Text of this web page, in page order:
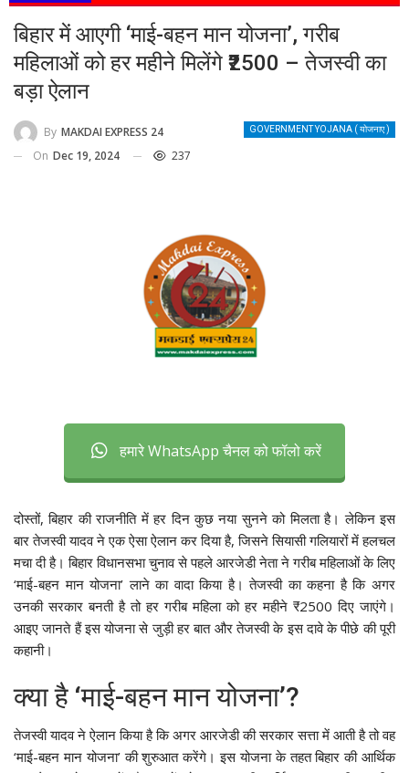
बिहार में आएगी ‘माई-बहन मान योजना’, गरीब
महिलाओं को हर महीने मिलेंगे ₹2500 – तेजस्वी का
बड़ा ऐलान
GOVERNMENT YOJANA ( योजनाए )
By MAKDAI EXPRESS 24
On Dec 19, 2024 237
हमारे WhatsApp चैनल को फॉलो करें
दोस्तों, बिहार की राजनीति में हर दिन कुछ नया सुनने को मिलता है। लेकिन इस
बार तेजस्वी यादव ने एक ऐसा ऐलान कर दिया है, जिसने सियासी गलियारों में हलचल
मचा दी है। बिहार विधानसभा चुनाव से पहले आरजेडी नेता ने गरीब महिलाओं के लिए
‘माई-बहन मान योजना’ लाने का वादा किया है। तेजस्वी का कहना है कि अगर
उनकी सरकार बनती है तो हर गरीब महिला को हर महीने ₹2500 दिए जाएंगे।
आइए जानते हैं इस योजना से जुड़ी हर बात और तेजस्वी के इस दावे के पीछे की पूरी
कहानी।
क्या है ‘माई-बहन मान योजना’?
तेजस्वी यादव ने ऐलान किया है कि अगर आरजेडी की सरकार सत्ता में आती है तो वह
‘माई-बहन मान योजना’ की शुरुआत करेंगे। इस योजना के तहत बिहार की आर्थिक